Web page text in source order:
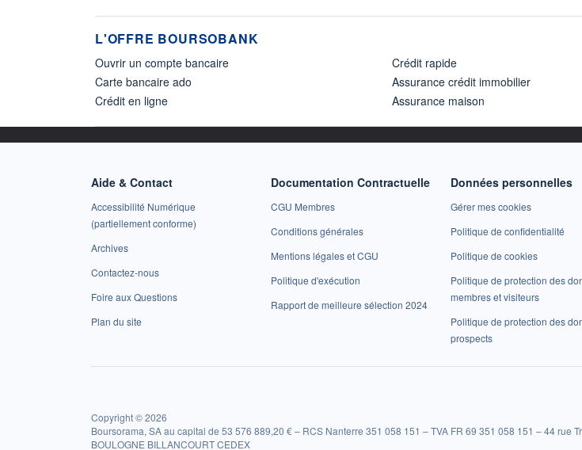
L'OFFRE BOURSOBANK
Ouvrir un compte bancaire
Carte bancaire ado
Crédit en ligne
Crédit rapide
Assurance crédit immobilier
Assurance maison
Aide & Contact
Accessibilité Numérique
(partiellement conforme)
Archives
Contactez-nous
Foire aux Questions
Plan du site
Documentation Contractuelle
CGU Membres
Conditions générales
Mentions légales et CGU
Politique d'exécution
Rapport de meilleure sélection 2024
Données personnelles
Gérer mes cookies
Politique de confidentialité
Politique de cookies
Politique de protection des
membres et visiteurs
Politique de protection des
prospects
Copyright © 2026
Boursorama, SA au capital de 53 576 889,20 € – RCS Nanterre 351 058 151 – TVA FR 69 351 058 151 – 44 rue
BOULOGNE BILLANCOURT CEDEX